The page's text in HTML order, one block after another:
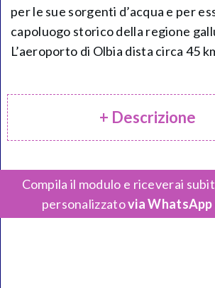
per le sue sorgenti d’acqua e per
capoluogo storico della regione
L’aeroporto di Olbia dista circa 45
+ Descrizione
Compila il modulo e riceverai
personalizzatovia WhatsApp